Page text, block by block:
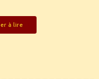
à lire